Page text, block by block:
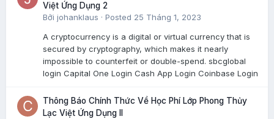
Việt Ứng Dụng 2
Bởi johanklaus · Posted 25 Tháng 1, 2023
A cryptocurrency is a digital or virtual currency that is
secured by cryptography, which makes it nearly
impossible to counterfeit or double-spend. sbcglobal
login Capital One Login Cash App Login Coinbase Login
Thông Báo Chính Thức Về Học Phí Lớp Phong Thủy
Lạc Việt Ứng Dụng II